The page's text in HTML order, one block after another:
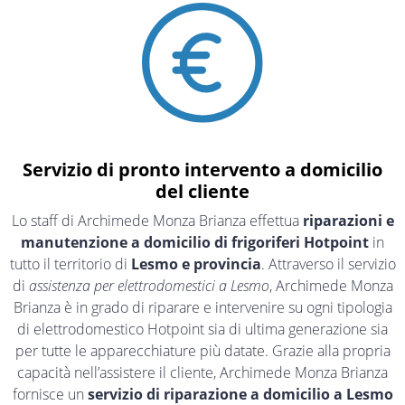
Servizio di pronto intervento a domicilio
del cliente
Lo staff di Archimede Monza Brianza effettua riparazioni e
manutenzione a domicilio di frigoriferi Hotpoint in
tutto il territorio di Lesmo e provincia. Attraverso il servizio
di assistenza per elettrodomestici a Lesmo, Archimede Monza
Brianza è in grado di riparare e intervenire su ogni tipologia
di elettrodomestico Hotpoint sia di ultima generazione sia
per tutte le apparecchiature più datate. Grazie alla propria
capacità nell’assistere il cliente, Archimede Monza Brianza
fornisce un servizio di riparazione a domicilio a Lesmo